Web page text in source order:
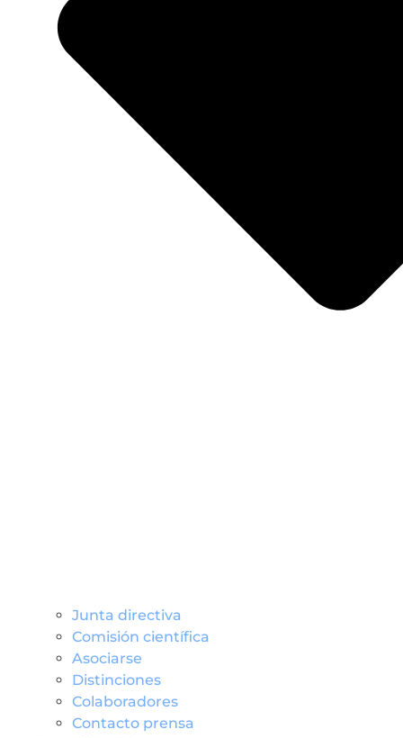
Junta directiva
Comisión científica
Asociarse
Distinciones
Colaboradores
Contacto prensa